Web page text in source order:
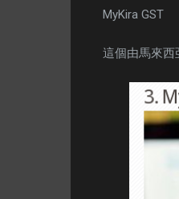
MyKira GST
這個由馬來西